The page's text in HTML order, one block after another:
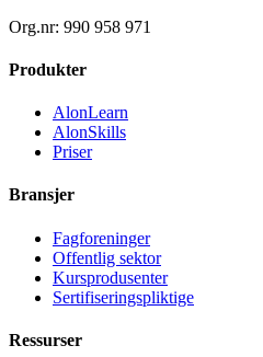
Org.nr: 990 958 971
Produkter
AlonLearn
AlonSkills
Priser
Bransjer
Fagforeninger
Offentlig sektor
Kursprodusenter
Sertifiseringspliktige
Ressurser